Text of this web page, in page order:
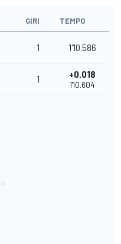
GIRI TEMPO
1 1'10.586
1 +0.018
1'10.604